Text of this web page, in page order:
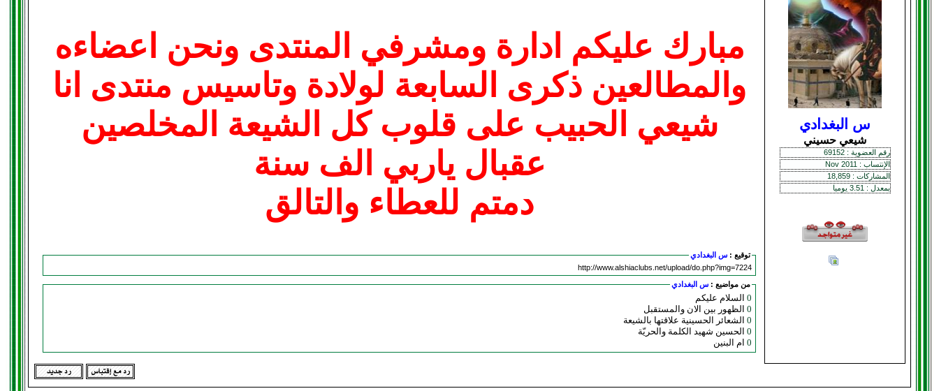
س البغدادي
شيعي حسيني
رقم العضوية : 69152
الإنتساب : Nov 2011
المشاركات : 18,859
بمعدل : 3.51 يوميا
مبارك عليكم ادارة ومشرفي المنتدى ونحن اعضاءه
والمطالعين ذكرى السابعة لولادة وتاسيس منتدى انا
شيعي الحبيب على قلوب كل الشيعة المخلصين
عقبال ياربي الف سنة
دمتم للعطاء والتالق
توقيع : س البغدادي
http://www.alshiaclubs.net/upload/do.php?img=7224
من مواضيع : س البغدادي
0 السلام عليكم
0 الظهور بين الان والمستقبل
0 الشعائر الحسينية علاقتها بالشيعة
0 الحسين شهيد الكلمة والحريّة
0 ام البنين